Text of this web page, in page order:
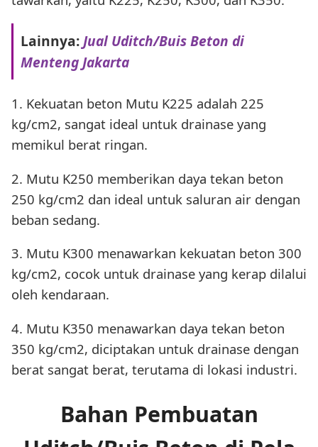
Lainnya:Jual Uditch/Buis Beton di
Menteng Jakarta
1. Kekuatan beton Mutu K225 adalah 225
kg/cm2, sangat ideal untuk drainase yang
memikul berat ringan.
2. Mutu K250 memberikan daya tekan beton
250 kg/cm2 dan ideal untuk saluran air dengan
beban sedang.
3. Mutu K300 menawarkan kekuatan beton 300
kg/cm2, cocok untuk drainase yang kerap dilalui
oleh kendaraan.
4. Mutu K350 menawarkan daya tekan beton
350 kg/cm2, diciptakan untuk drainase dengan
berat sangat berat, terutama di lokasi industri.
Bahan Pembuatan